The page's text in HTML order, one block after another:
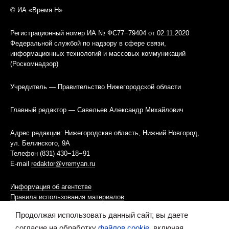
© ИА «Время Н»
Регистрационный номер ИА № ФС77−79404 от 02.11.2020
Федеральной службой по надзору в сфере связи,
информационных технологий и массовых коммуникаций
(Роскомнадзор)
Учредитель — Правительство Нижегородской области
Главный редактор — Савельев Александр Михайлович
Адрес редакции: Нижегородская область, Нижний Новгород,
ул. Белинского, 9А
Телефон (831) 430−18−91
E-mail redaktor@vremyan.ru
Информация об агентстве
Правила использования материалов
Информационная политика использования «cookies»-файлов
Продолжая использовать данный сайт, вы даете